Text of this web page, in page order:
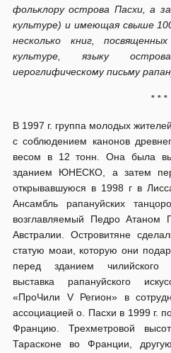
фольклору острова Пасхи, а
культуре) и имеющая свыше
несколько книг,
культуре, языку
иероглифическому письму
* * *
В 1997 г. группа молодых
с соблюдени­ем канонов
весом в 12 тонн. Она была
зданием ЮНЕСКО, а затем
открывавшуюся в 1998 г в
Ансамбль рапануйских
возглавляемый Педро Атаном
Австралии. Островитяне
статую моаи, которую они
перед зданием чилийского
выставка рапануйского
«ПроЧили V Регион» в
ассоциацией о. Пасхи в 1999 г.
Францию. Трехметровой
Тарасконе во Франции,